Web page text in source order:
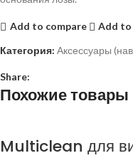
Add to compare
Add
Категория: Аксессуары
Share:
Похожие товары
Multiclean для